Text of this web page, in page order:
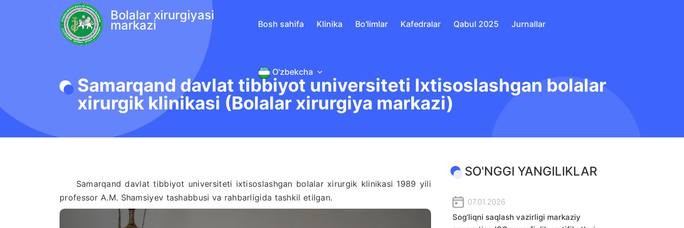
Bolalar xirurgiyasi
markazi Bosh sahifa Klinika Bo'limlar Kafedralar Qabul 2025 Jurnallar
O'zbekcha
Samarqand davlat tibbiyot universiteti Ixtisoslashgan bolalar
xirurgik klinikasi (Bolalar xirurgiya markazi)
Samarqand davlat tibbiyot universiteti ixtisoslashgan bolalar xirurgik klinikasi 1989 yili
professor A.M. Shamsiyev tashabbusi va rahbarligida tashkil etilgan.
SO'NGGI YANGILIKLAR
07.01.2026
Sog‘liqni saqlash vazirligi markaziy